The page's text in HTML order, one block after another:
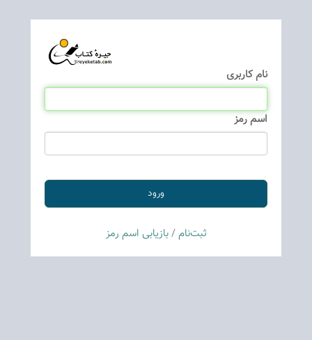
نام كاربری
اسم رمز
ثبت‌نام/بازیابی اسم رمز